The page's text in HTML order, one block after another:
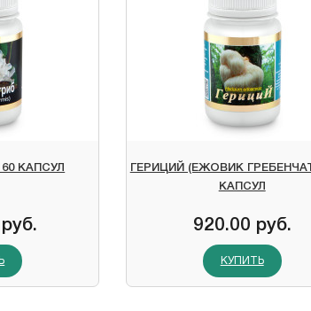
КАПСУЛ
ГЕРИЦИЙ (ЕЖОВИК
КАПСУЛ
920.00 руб.
КУПИТЬ